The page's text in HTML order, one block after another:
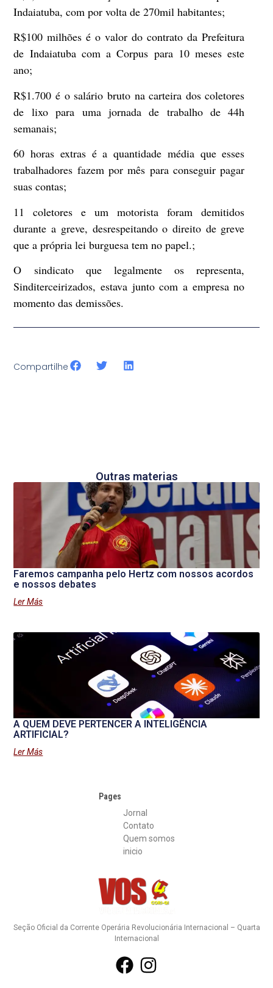
Indaiatuba, com por volta de 270mil habitantes;
R$100 milhõesé o valor do contrato da Prefeitura
de Indaiatuba com a Corpus para 10 meses este
ano;
R$1.700é o salário bruto na carteira dos coletores
de lixo para uma jornada de trabalho de 44h
semanais;
60 horas extras é a quantidade média que esses
trabalhadores fazem por mês para conseguir pagar
suas contas;
11 coletores e um motorista foram demitidos
durante a greve, desrespeitando o direito de greve
que a própria lei burguesa tem no papel.;
O sindicato que legalmente os representa,
Sinditerceirizados, estava junto com a empresa no
momento das demissões.
Compartilhe
Outras materias
Faremos campanha pelo Hertz com nossos acordos
e nossos debates
Ler Más
A QUEM DEVE PERTENCER A INTELIGÊNCIA
ARTIFICIAL?
Ler Más
Pages
Jornal
Contato
Quem somos
inicio
Seção Oficial da Corrente Operária Revolucionária Internacional – Quarta
Internacional